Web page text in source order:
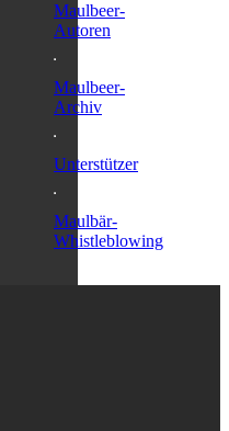
Maulbeer-
Autoren
Maulbeer-
Archiv
Unterstützer
Maulbär-
Whistleblowing